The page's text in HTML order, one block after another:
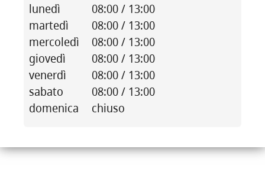
lunedì
08:00 / 13:00
martedì
08:00 / 13:00
mercoledì
08:00 / 13:00
giovedì
08:00 / 13:00
venerdì
08:00 / 13:00
sabato
08:00 / 13:00
domenica
chiuso